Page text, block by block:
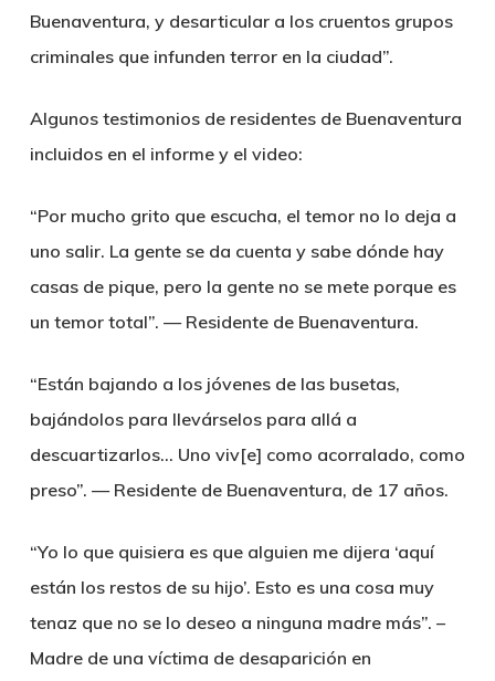
Buenaventura, y desarticular a los cruentos grupos
criminales que infunden terror en la ciudad”.
Algunos testimonios de residentes de Buenaventura
incluidos en el informe y el video:
“Por mucho grito que escucha, el temor no lo deja a
uno salir. La gente se da cuenta y sabe dónde hay
casas de pique, pero la gente no se mete porque es
un temor total”. — Residente de Buenaventura.
“Están bajando a los jóvenes de las busetas,
bajándolos para llevárselos para allá a
descuartizarlos… Uno viv[e] como acorralado, como
preso”. — Residente de Buenaventura, de 17 años.
“Yo lo que quisiera es que alguien me dijera ‘aquí
están los restos de su hijo’. Esto es una cosa muy
tenaz que no se lo deseo a ninguna madre más”. –
Madre de una víctima de desaparición en